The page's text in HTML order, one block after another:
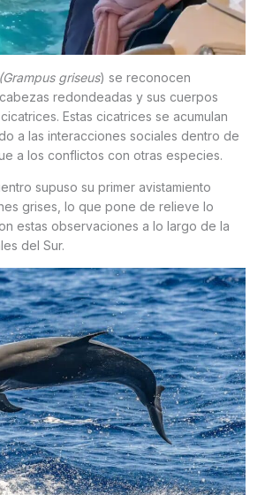
(Grampus griseus) se reconocen
redondeadas y sus cuerpos
Estas cicatrices se acumulan
a las interacciones sociales dentro de
a los conflictos con otras especies.
supuso su primer avistamiento
grises, lo que pone de relieve lo
estas observaciones a lo largo de la
del Sur.